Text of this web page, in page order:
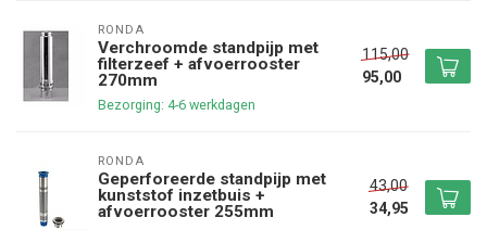
RONDA
Verchroomde standpijp met
filterzeef + afvoerrooster
270mm
Bezorging: 4-6 werkdagen
115,00
95,00
RONDA
Geperforeerde standpijp met
kunststof inzetbuis +
afvoerrooster 255mm
43,00
34,95